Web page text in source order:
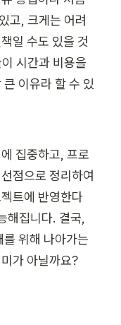
고, 크게는 어려
일 수도 있을 것
시간과 비용을
이유라 할 수 있
집중하고, 프로
점으로 정리하여
트에 반영한다
해집니다. 결국,
위해 나아가는
가 아닐까요?